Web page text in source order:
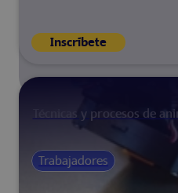
Inscríbete
Técnicas y procesos de
Trabajadores